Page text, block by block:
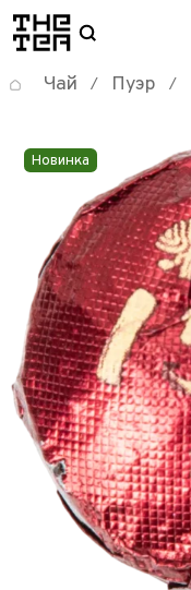
логотип
Чай / Пуэр /
Новинка